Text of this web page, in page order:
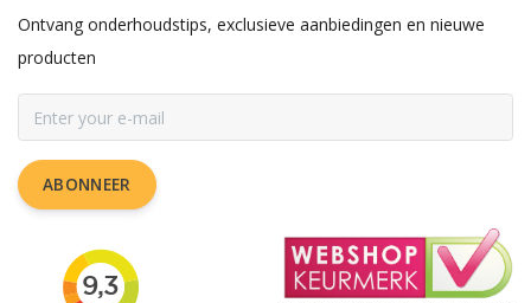
Ontvang onderhoudstips, exclusieve aanbiedingen en nieuwe
producten
ABONNEER